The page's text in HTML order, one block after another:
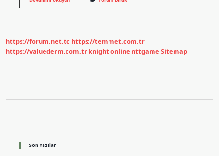
Bursluluk
https://forum.net.tc https://temmet.com.tr
https://valuederm.com.tr knight online nttgame Sitemap
Son Yazılar